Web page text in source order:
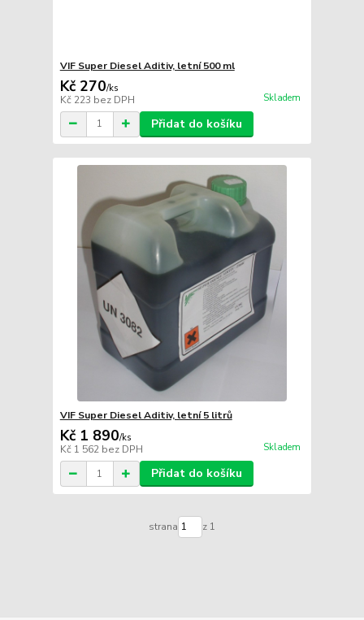
VIF Super Diesel Aditiv, letní 500 ml
Kč 270/ks
Kč 223 bez DPH Skladem
Přidat do košíku
VIF Super Diesel Aditiv, letní 5 litrů
Kč 1 890/ks
Kč 1 562 bez DPH Skladem
Přidat do košíku
strana z 1